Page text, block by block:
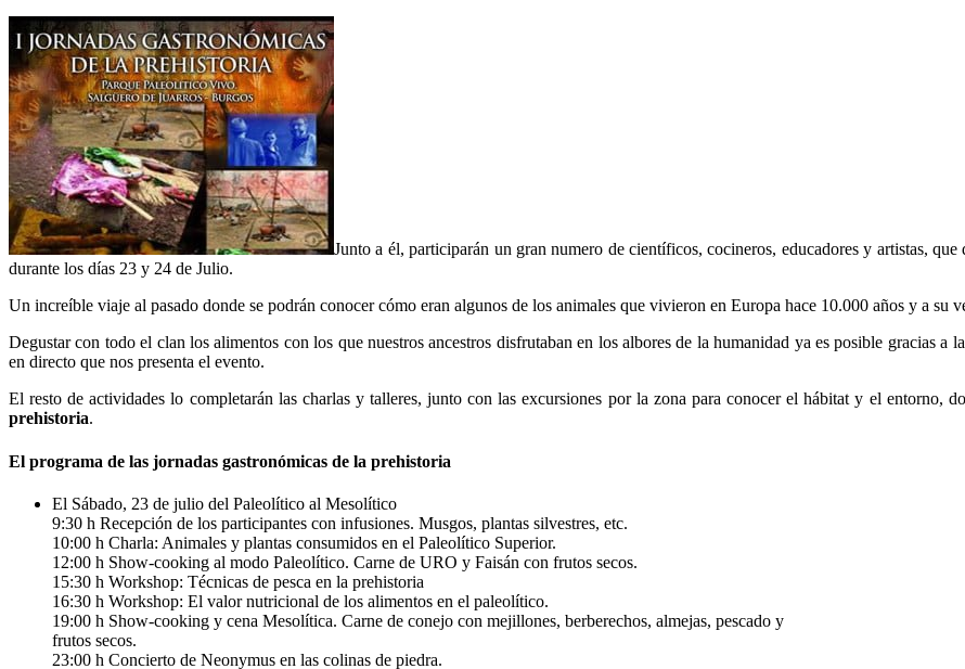
Junto a él, participarán un gran numero de científicos, cocineros, educadores y artistas,
durante los días 23 y 24 de Julio.
Un increíble viaje al pasado donde se podrán conocer cómo eran algunos de los animales que vivieron en Europa hace 10.000 años y a su
Degustar con todo el clan los alimentos con los que nuestros ancestros disfrutaban en los albores de la humanidad ya es posible gracias a
en directo que nos presenta el evento.
El resto de actividades lo completarán las charlas y talleres, junto con las excursiones por la zona para conocer el hábitat y el entorno,
prehistoria.
El programa de las jornadas gastronómicas de la prehistoria
El Sábado, 23 de julio del Paleolítico al Mesolítico
9:30 h Recepción de los participantes con infusiones. Musgos, plantas silvestres, etc.
10:00 h Charla: Animales y plantas consumidos en el Paleolítico Superior.
12:00 h Show-cooking al modo Paleolítico. Carne de URO y Faisán con frutos secos.
15:30 h Workshop: Técnicas de pesca en la prehistoria
16:30 h Workshop: El valor nutricional de los alimentos en el paleolítico.
19:00 h Show-cooking y cena Mesolítica. Carne de conejo con mejillones, berberechos, almejas, pescado y
frutos secos.
23:00 h Concierto de Neonymus en las colinas de piedra.